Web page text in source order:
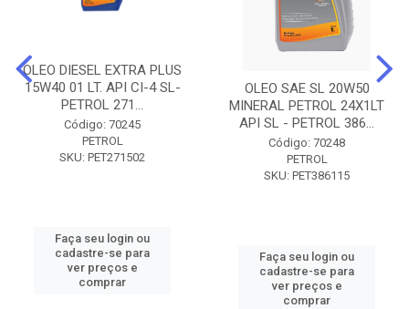
OLEO DIESEL EXTRA PLUS
15W40 01 LT. API CI-4 SL-
PETROL 271...
Código: 70245
PETROL
SKU: PET271502
Faça seu login ou
cadastre-se para
ver preços e
comprar
OLEO SAE SL 20W50
MINERAL PETROL 24X1LT
API SL - PETROL 386...
Código: 70248
PETROL
SKU: PET386115
Faça seu login ou
cadastre-se para
ver preços e
comprar